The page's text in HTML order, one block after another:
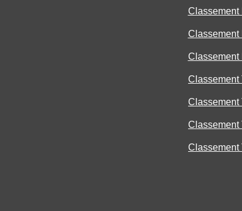
Classement
Classement
Classement
Classement
Classement
Classement
Classement